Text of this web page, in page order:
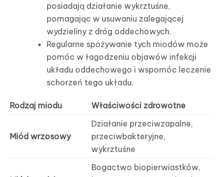
posiadają działanie wykrztuśne,
pomagając w usuwaniu zalegającej
wydzieliny z dróg oddechowych.
Regularne spożywanie tych miodów może
pomóc w łagodzeniu objawów infekcji
układu oddechowego i wspomóc leczenie
schorzeń tego układu.
Rodzaj miodu Właściwości zdrowotne
Miód wrzosowy
Działanie przeciwzapalne,
przeciwbakteryjne,
wykrztuśne
Bogactwo biopierwiastków,